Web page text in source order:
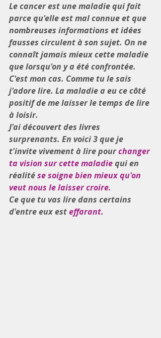
Le cancer est une maladie qui fait
parce qu'elle est mal connue et que
nombreuses informations et idées
fausses circulent à son sujet. On ne
connaît jamais mieux cette maladie
que lorsqu'on y a été confrontée.
C'est mon cas. Comme tu le sais
j'adore lire. La maladie a eu ce côté
positif de me laisser le temps de lire
à loisir.
J'ai découvert des livres
surprenants. En voici 3 que je
t'invite vivement à lire pour changer
ta vision sur cette maladie qui en
réalité se soigne bien mieux qu'on
veut nous le laisser croire.
Ce que tu vas lire dans certains
d'entre eux est effarant.